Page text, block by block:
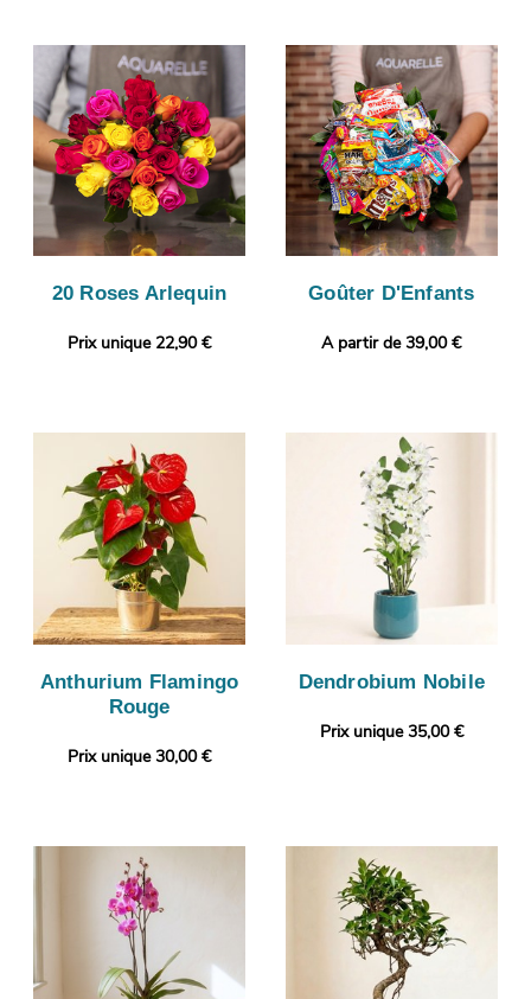
20 Roses Arlequin
Prix unique 22,90 €
Goûter D'Enfants
A partir de 39,00 €
Anthurium Flamingo
Rouge
Prix unique 30,00 €
Dendrobium Nobile
Prix unique 35,00 €